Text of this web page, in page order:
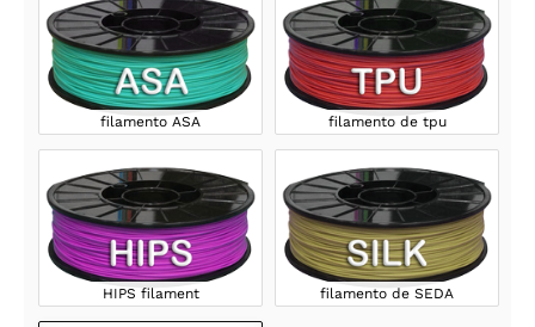
filamento ASA filamento de tpu
HIPS filament filamento de SEDA